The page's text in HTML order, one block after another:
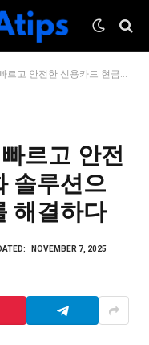
카드 현금화 솔루션으로 긴급자금 문제를 해결하다
르고 안전
솔루션으
해결하다
NOVEMBER 7, 2025